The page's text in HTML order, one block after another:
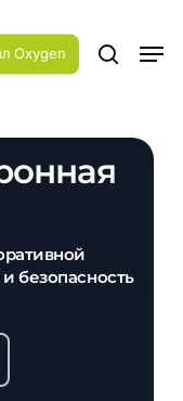
Oxygen search
безопасность